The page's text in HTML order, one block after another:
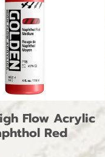
Flow Acrylic
Red